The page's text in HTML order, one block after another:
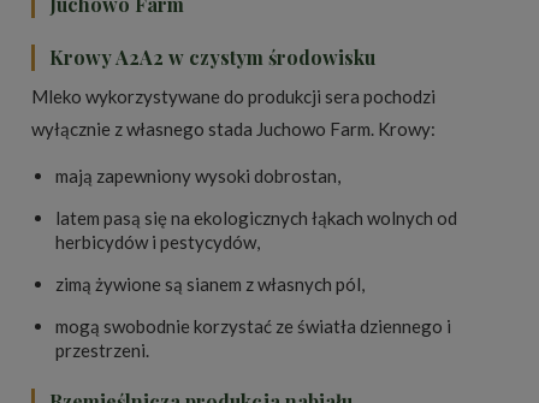
Krowy A2A2 w czystym środowisku
Mleko wykorzystywane do produkcji sera pochodzi
wyłącznie z własnego stada Juchowo Farm. Krowy:
mają zapewniony wysoki dobrostan,
latem pasą się na ekologicznych łąkach wolnych od
herbicydów i pestycydów,
zimą żywione są sianem z własnych pól,
mogą swobodnie korzystać ze światła dziennego i
przestrzeni.